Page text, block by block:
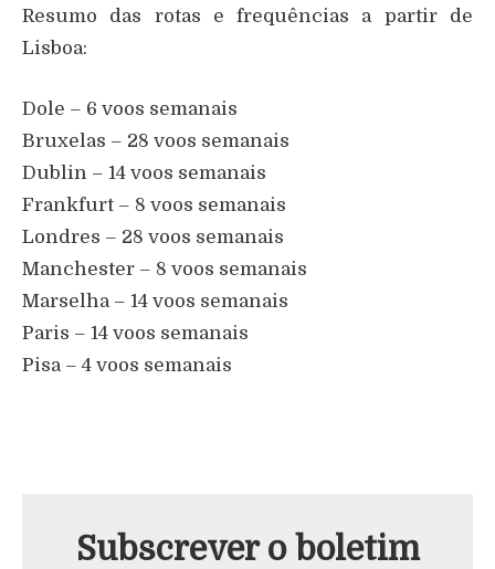
Resumo das rotas e frequências a partir de
Lisboa:
Dole – 6 voos semanais
Bruxelas – 28 voos semanais
Dublin – 14 voos semanais
Frankfurt – 8 voos semanais
Londres – 28 voos semanais
Manchester – 8 voos semanais
Marselha – 14 voos semanais
Paris – 14 voos semanais
Pisa – 4 voos semanais
Subscrever o boletim